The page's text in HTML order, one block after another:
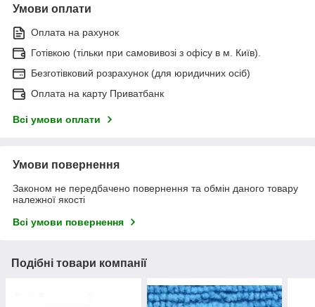
Умови оплати
Оплата на рахунок
Готівкою (тільки при самовивозі з офісу в м. Київ).
Безготівковий розрахунок (для юридичних осіб)
Оплата на карту Приватбанк
Всі умови оплати
Умови повернення
Законом не передбачено повернення та обмін даного товару
належної якості
Всі умови повернення
Подібні товари компанії